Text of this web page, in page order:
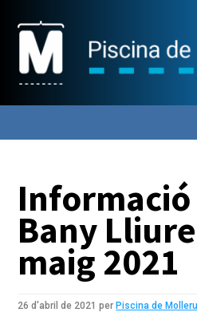
primary
navigation
content
primary
sidebar
Bany
maig 2021
26 d'abril de 2021 per Piscina de